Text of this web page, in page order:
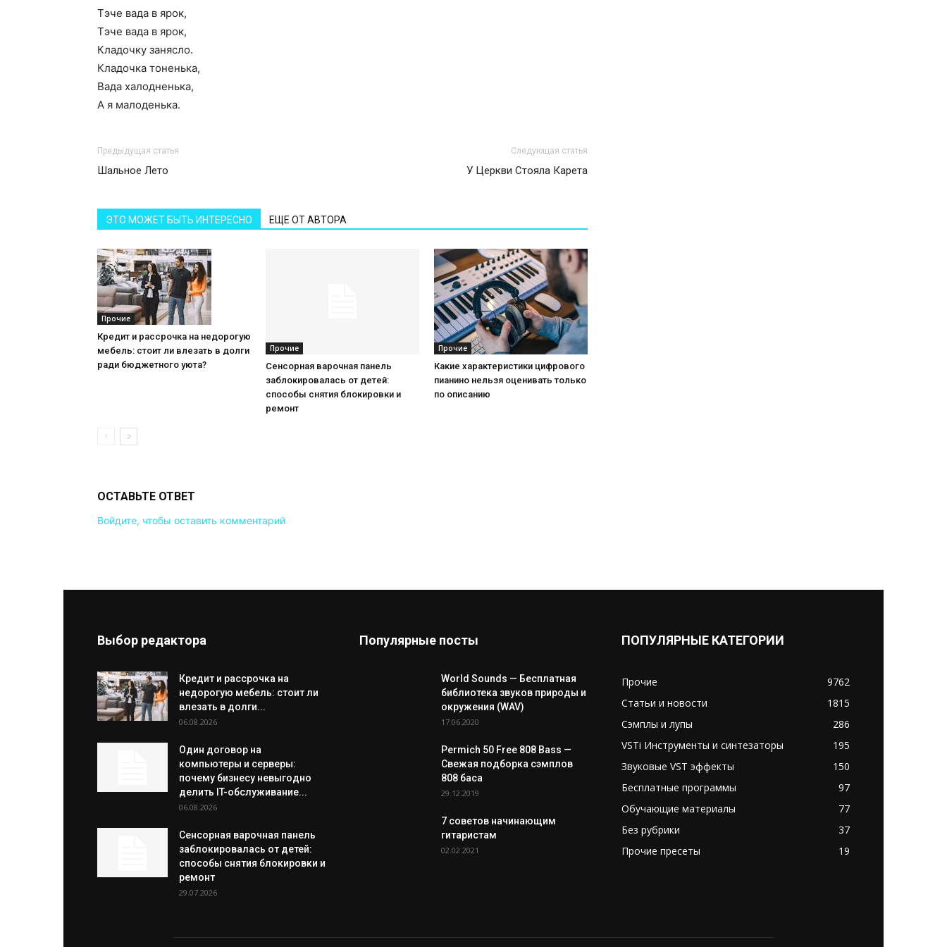
Тэче вада в ярок,
Тэче вада в ярок,
Кладочку занясло.
Кладочка тоненька,
Вада халодненька,
А я малоденька.
Предыдущая статья
Шальное Лето
Следующая статья
У Церкви Стояла Карета
ЭТО МОЖЕТ БЫТЬ ИНТЕРЕСНО ЕЩЕ ОТ АВТОРА
Прочие
Кредит и рассрочка на недорогую
мебель: стоит ли влезать в долги
ради бюджетного уюта?
Прочие
Сенсорная варочная панель
заблокировалась от детей:
способы снятия блокировки и
ремонт
Прочие
Какие характеристики цифрового
пианино нельзя оценивать только
по описанию
ОСТАВЬТЕ ОТВЕТ
Войдите, чтобы оставить комментарий
Выбор редактора
Кредит и рассрочка на
недорогую мебель: стоит ли
влезать в долги...
06.08.2026
Один договор на
компьютеры и серверы:
почему бизнесу невыгодно
делить IT-обслуживание...
06.08.2026
Сенсорная варочная панель
заблокировалась от детей:
способы снятия блокировки и
ремонт
29.07.2026
Популярные посты
World Sounds — Бесплатная
библиотека звуков природы и
окружения (WAV)
17.06.2020
Permich 50 Free 808 Bass —
Свежая подборка сэмплов
808 баса
29.12.2019
7 советов начинающим
гитаристам
02.02.2021
ПОПУЛЯРНЫЕ КАТЕГОРИИ
Прочие
9762
Статьи и новости
1815
Сэмплы и лупы
286
VSTi Инструменты и синтезаторы
195
Звуковые VST эффекты
150
Бесплатные программы
97
Обучающие материалы
77
Без рубрики
37
Прочие пресеты
19